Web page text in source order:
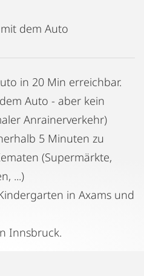
dem Auto
in 20 Min erreichbar.
Auto - aber kein
Anrainerverkehr)
5 Minuten zu
(Supermärkte,
...)
in Axams und
Innsbruck.